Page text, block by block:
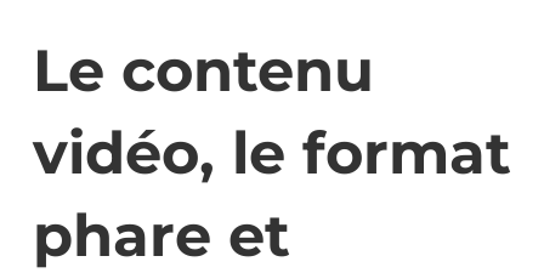
Le contenu
vidéo, le format
phare et